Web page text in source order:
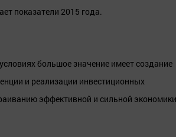
показатели 2015 года.
большое значение имеет создание
и реализации инвестиционных
эффективной и сильной экономики